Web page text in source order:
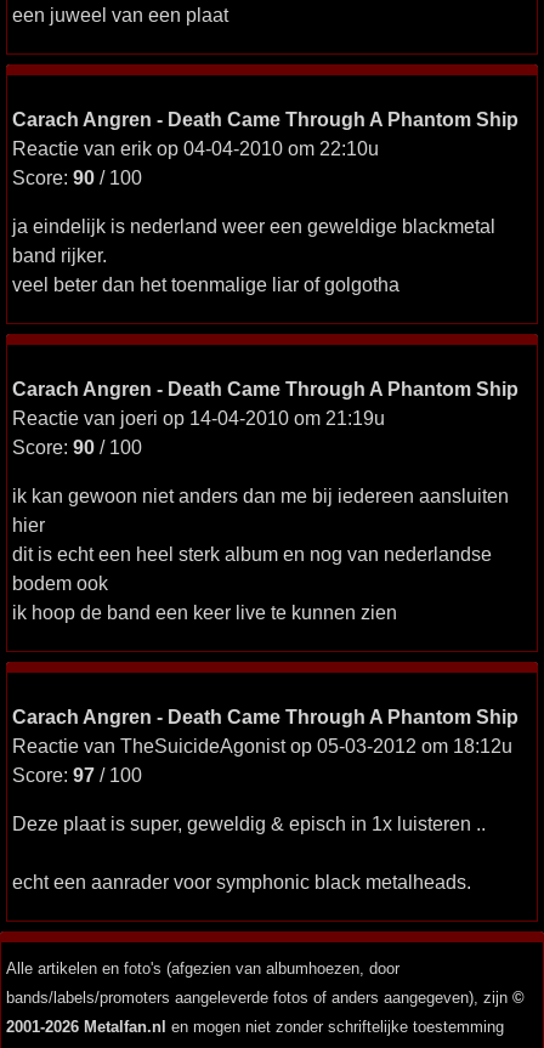
een juweel van een plaat
Carach Angren - Death Came Through A Phantom Ship
Reactie van erik op 04-04-2010 om 22:10u
Score: 90 / 100
ja eindelijk is nederland weer een geweldige blackmetal
band rijker.
veel beter dan het toenmalige liar of golgotha
Carach Angren - Death Came Through A Phantom Ship
Reactie van joeri op 14-04-2010 om 21:19u
Score: 90 / 100
ik kan gewoon niet anders dan me bij iedereen aansluiten
hier
dit is echt een heel sterk album en nog van nederlandse
bodem ook
ik hoop de band een keer live te kunnen zien
Carach Angren - Death Came Through A Phantom Ship
Reactie van TheSuicideAgonist op 05-03-2012 om 18:12u
Score: 97 / 100
Deze plaat is super, geweldig & episch in 1x luisteren ..
echt een aanrader voor symphonic black metalheads.
Alle artikelen en foto's (afgezien van albumhoezen, door
bands/labels/promoters aangeleverde fotos of anders aangegeven), zijn ©
2001-2026 Metalfan.nl en mogen niet zonder schriftelijke toestemming